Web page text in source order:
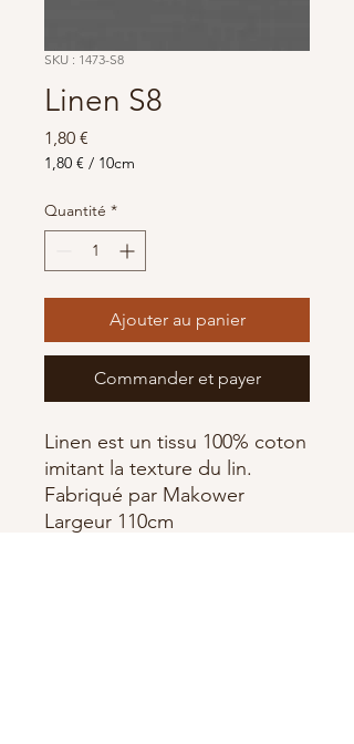
SKU : 1473-S8
Linen S8
1,80 €
1,80 € / 10cm
pour
10
Centimètres
Quantité *
Ajouter au panier
Commander et payer
Linen est un tissu 100% coton
imitant la texture du lin.
Fabriqué par Makower
Largeur 110cm